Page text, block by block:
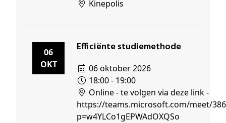
Kinepolis
06
OKT
Efficiënte studiemethode
06 oktober 2026
18:00 - 19:00
Online - te volgen via deze link -
https://teams.microsoft.com/meet/
p=w4YLCo1gEPWAdOXQSo